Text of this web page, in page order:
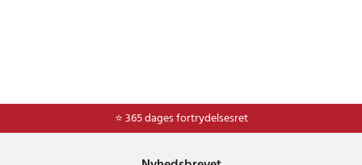
⭐ 365 dages fortrydelsesret